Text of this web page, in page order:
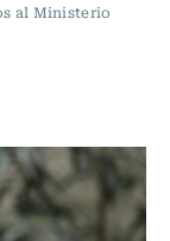
al Ministerio